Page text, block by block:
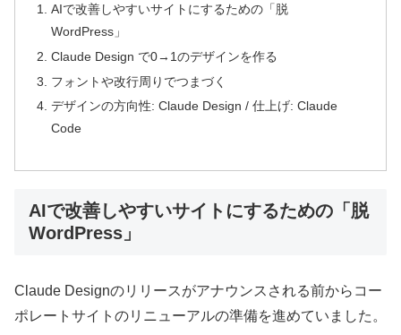
AIで改善しやすいサイトにするための「脱
WordPress」
Claude Design で0→1のデザインを作る
フォントや改行周りでつまづく
デザインの方向性: Claude Design / 仕上げ: Claude
Code
AIで改善しやすいサイトにするための「脱
WordPress」
Claude Designのリリースがアナウンスされる前からコー
ポレートサイトのリニューアルの準備を進めていました。